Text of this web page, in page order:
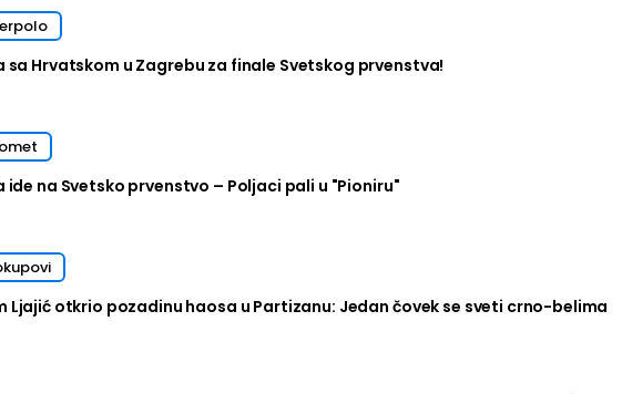
sa Hrvatskom u Zagrebu za finale Svetskog prvenstva!
ide na Svetsko prvenstvo – Poljaci pali u "Pioniru"
Ljajić otkrio pozadinu haosa u Partizanu: Jedan čovek se sveti crno-belima